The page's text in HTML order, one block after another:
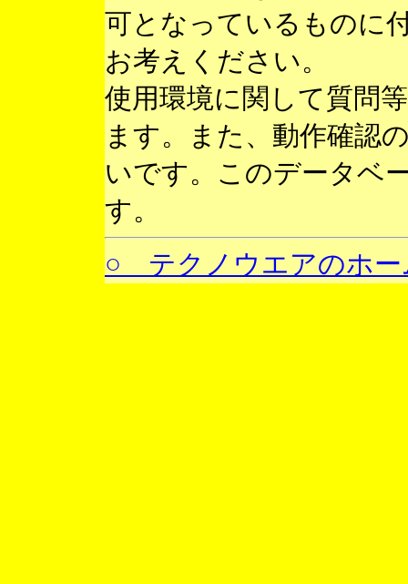
可となっているものに
お考えください。
使用環境に関して質問
ます。また、動作確認
いです。このデータベ
す。
○ テクノウエアのホー